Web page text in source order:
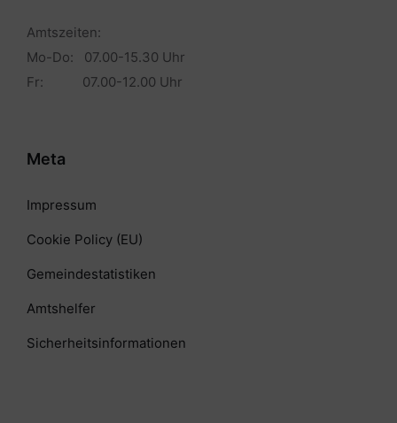
Amtszeiten:
Mo-Do: 07.00-15.30 Uhr
Fr: 07.00-12.00 Uhr
Meta
Impressum
Cookie Policy (EU)
Gemeindestatistiken
Amtshelfer
Sicherheitsinformationen